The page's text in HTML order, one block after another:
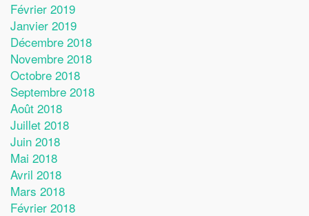
Février 2019
Janvier 2019
Décembre 2018
Novembre 2018
Octobre 2018
Septembre 2018
Août 2018
Juillet 2018
Juin 2018
Mai 2018
Avril 2018
Mars 2018
Février 2018